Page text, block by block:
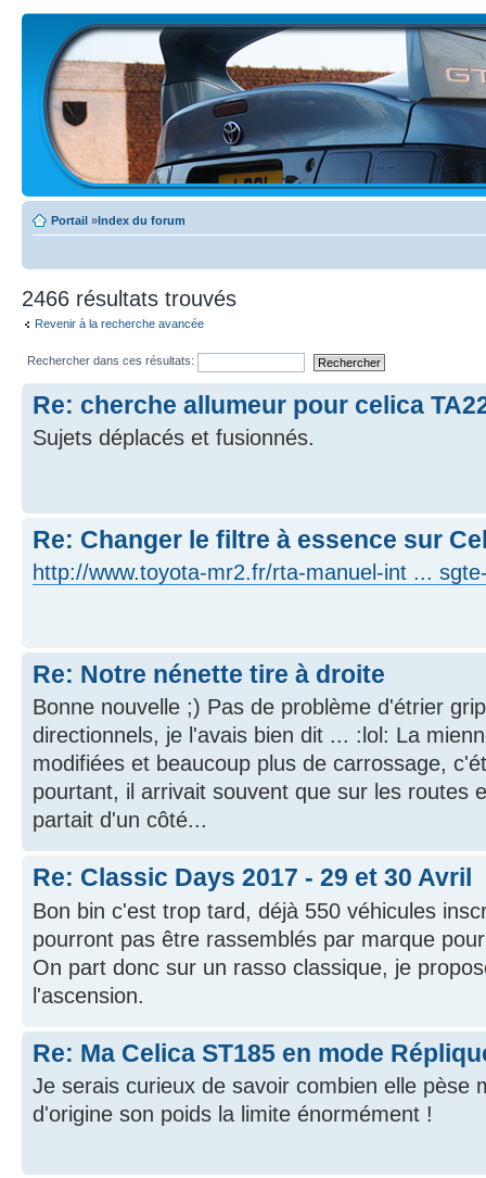
Portail »Index du forum
2466 résultats trouvés
Revenir à la recherche avancée
Rechercher dans ces résultats:
Re: cherche allumeur pour celica
Sujets déplacés et fusionnés.
Re: Changer le filtre à essence sur
http://www.toyota-mr2.fr/rta-manuel-int ...
Re: Notre nénette tire à droite
Bonne nouvelle ;) Pas de problème d'étrier
directionnels, je l'avais bien dit ... :lol: La
modifiées et beaucoup plus de carrossage,
pourtant, il arrivait souvent que sur les routes
partait d'un côté...
Re: Classic Days 2017 - 29 et 30 Avril
Bon bin c'est trop tard, déjà 550 véhicules
pourront pas être rassemblés par marque
On part donc sur un rasso classique, je
l'ascension.
Re: Ma Celica ST185 en mode
Je serais curieux de savoir combien elle pèse
d'origine son poids la limite énormément !